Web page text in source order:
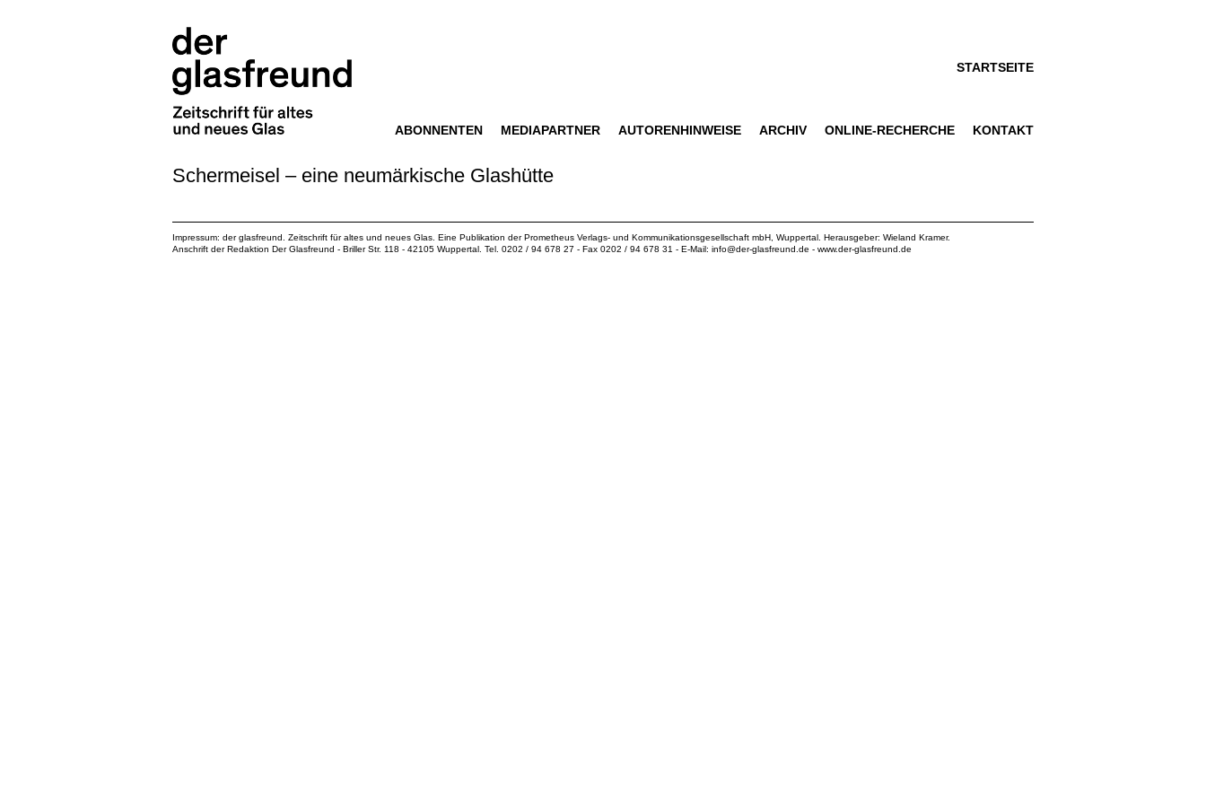
STARTSEITE
ABONNENTEN MEDIAPARTNER AUTORENHINWEISE ARCHIV ONLINE-RECHERCHE KONTAKT
Schermeisel – eine neumärkische Glashütte
Impressum: der glasfreund. Zeitschrift für altes und neues Glas. Eine Publikation derPrometheus Verlags- und Kommunikationsgesellschaft mbH , Wuppertal. Herausgeber: Wieland Kramer.
Anschrift der Redaktion Der Glasfreund - Briller Str. 118 - 42105 Wuppertal. Tel. 0202 / 94 678 27 - Fax 0202 / 94 678 31 - E-Mail: info@der-glasfreund.de - www.der-glasfreund.de